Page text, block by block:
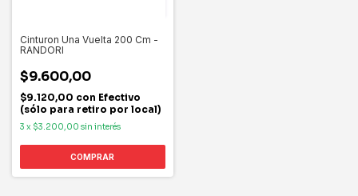
Cinturon Una Vuelta 200 Cm -
RANDORI
$9.600,00
$9.120,00 con Efectivo
(sólo para retiro por local)
3 x $3.200,00 sin interés
COMPRAR